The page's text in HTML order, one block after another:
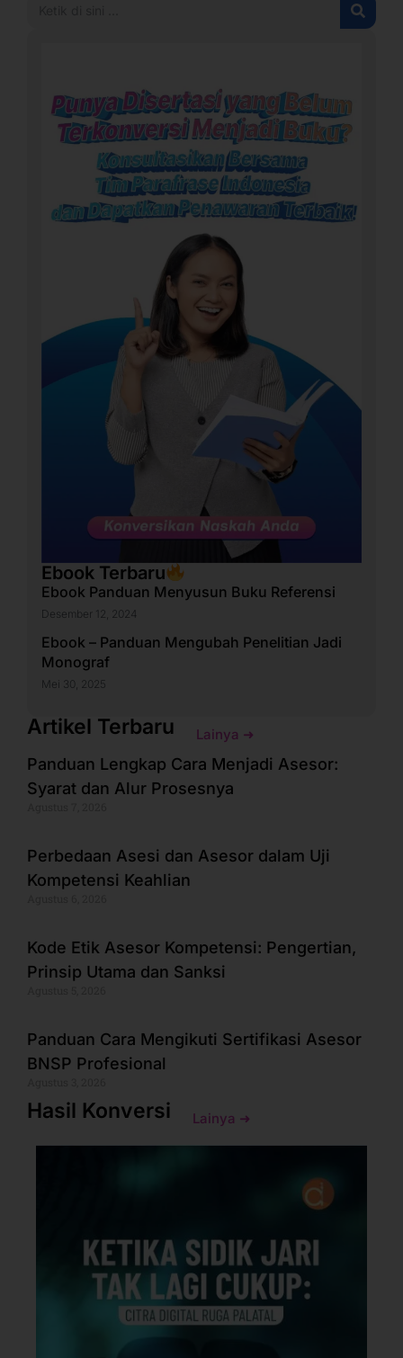
Ebook Terbaru
Ebook Panduan Menyusun Buku Referensi
Desember 12, 2024
Ebook – Panduan Mengubah Penelitian Jadi
Monograf
Mei 30, 2025
Artikel Terbaru Lainya ➜
Panduan Lengkap Cara Menjadi Asesor:
Syarat dan Alur Prosesnya
Perbedaan Asesi dan Asesor dalam Uji
Kompetensi Keahlian
Kode Etik Asesor Kompetensi: Pengertian,
Prinsip Utama dan Sanksi
Panduan Cara Mengikuti Sertifikasi Asesor
BNSP Profesional
Hasil Konversi Lainya ➜